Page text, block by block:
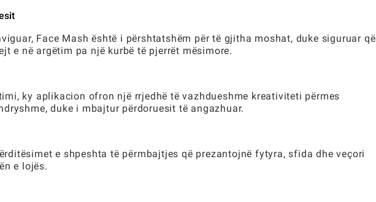
Face Mash është i përshtatshëm për të gjitha moshat, duke siguruar që
e në argëtim pa një kurbë të pjerrët mësimore.
ky aplikacion ofron një rrjedhë të vazhdueshme kreativiteti përmes
duke i mbajtur përdoruesit të angazhuar.
e shpeshta të përmbajtjes që prezantojnë fytyra, sfida dhe veçori
e lojës.